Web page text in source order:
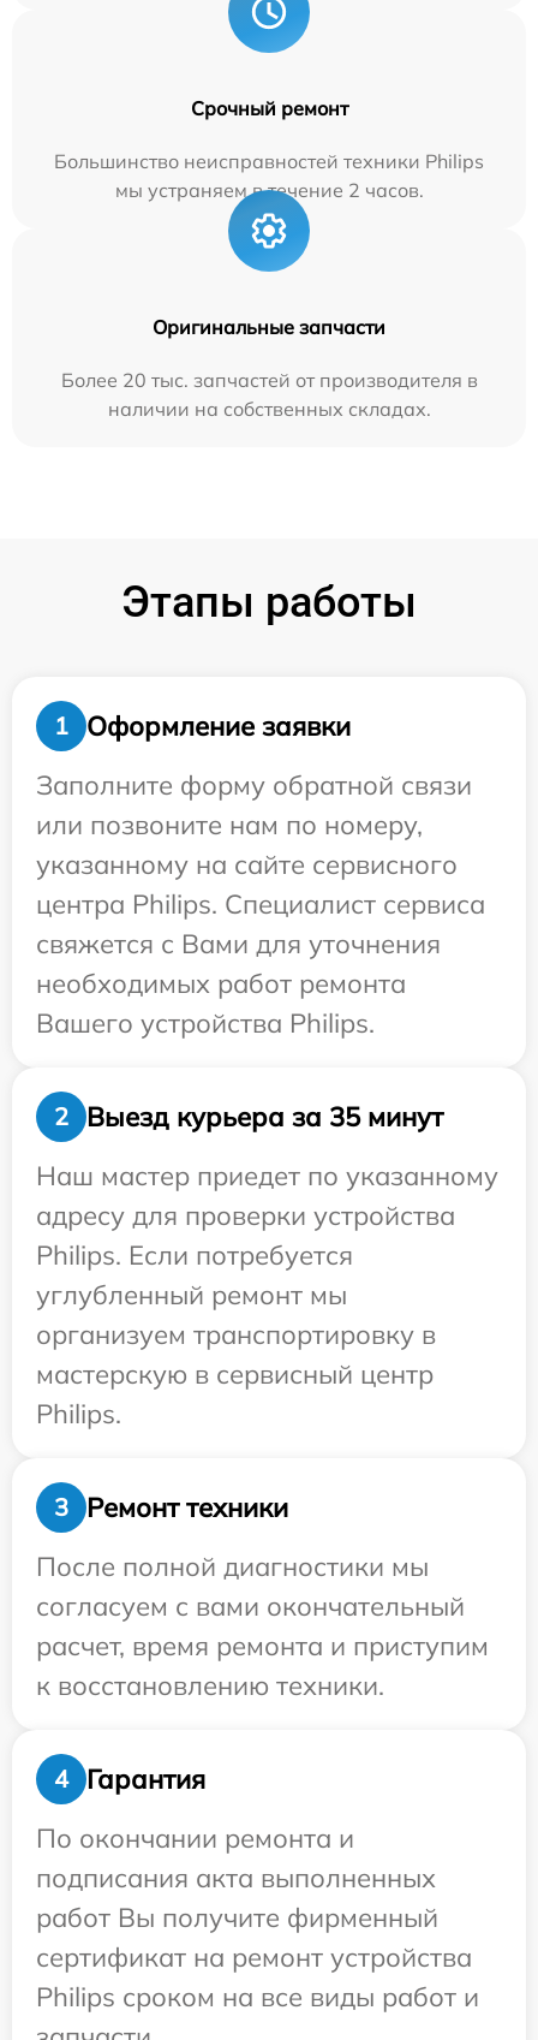
Срочный ремонт
Большинство неисправностей техники Philips
мы устраняем в течение 2 часов.
Оригинальные запчасти
Более 20 тыс. запчастей от производителя в
наличии на собственных складах.
Этапы работы
1
Оформление заявки
Заполните форму обратной связи
или позвоните нам по номеру,
указанному на сайте сервисного
центра Philips. Специалист сервиса
свяжется с Вами для уточнения
необходимых работ ремонта
Вашего устройства Philips.
2
Выезд курьера за 35 минут
Наш мастер приедет по указанному
адресу для проверки устройства
Philips. Если потребуется
углубленный ремонт мы
организуем транспортировку в
мастерскую в сервисный центр
Philips.
3
Ремонт техники
После полной диагностики мы
согласуем с вами окончательный
расчет, время ремонта и приступим
к восстановлению техники.
4
Гарантия
По окончании ремонта и
подписания акта выполненных
работ Вы получите фирменный
сертификат на ремонт устройства
Philips сроком на все виды работ и